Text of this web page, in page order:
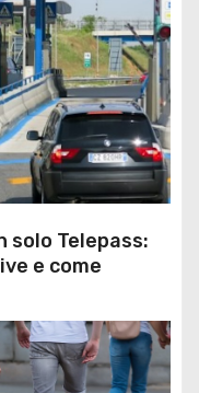
solo Telepass:
e come